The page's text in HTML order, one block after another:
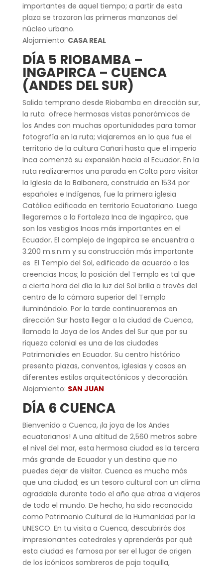
importantes de aquel tiempo; a partir de esta
plaza se trazaron las primeras manzanas del
núcleo urbano.
Alojamiento: CASA REAL
DÍA 5 RIOBAMBA –
INGAPIRCA – CUENCA
(ANDES DEL SUR)
Salida temprano desde Riobamba en dirección sur,
la ruta ofrece hermosas vistas panorámicas de
los Andes con muchas oportunidades para tomar
fotografía en la ruta; viajaremos en lo que fue el
territorio de la cultura Cañari hasta que el imperio
Inca comenzó su expansión hacia el Ecuador. En la
ruta realizaremos una parada en Colta para visitar
la Iglesia de la Balbanera, construida en 1534 por
españoles e Indígenas, fue la primera iglesia
Católica edificada en territorio Ecuatoriano. Luego
llegaremos a la Fortaleza Inca de Ingapirca, que
son los vestigios Incas más importantes en el
Ecuador. El complejo de Ingapirca se encuentra a
3.200 m.s.n.m y su construcción más importante
es El Templo del Sol, edificado de acuerdo a las
creencias Incas; la posición del Templo es tal que
a cierta hora del día la luz del Sol brilla a través del
centro de la cámara superior del Templo
iluminándolo. Por la tarde continuaremos en
dirección Sur hasta llegar a la ciudad de Cuenca,
llamada la Joya de los Andes del Sur que por su
riqueza colonial es una de las ciudades
Patrimoniales en Ecuador. Su centro histórico
presenta plazas, conventos, iglesias y casas en
diferentes estilos arquitectónicos y decoración.
Alojamiento: SAN JUAN
DÍA 6 CUENCA
Bienvenido a Cuenca, ¡la joya de los Andes
ecuatorianos! A una altitud de 2,560 metros sobre
el nivel del mar, esta hermosa ciudad es la tercera
más grande de Ecuador y un destino que no
puedes dejar de visitar. Cuenca es mucho más
que una ciudad; es un tesoro cultural con un clima
agradable durante todo el año que atrae a viajeros
de todo el mundo. De hecho, ha sido reconocida
como Patrimonio Cultural de la Humanidad por la
UNESCO. En tu visita a Cuenca, descubrirás dos
impresionantes catedrales y aprenderás por qué
esta ciudad es famosa por ser el lugar de origen
de los icónicos sombreros de paja toquilla,